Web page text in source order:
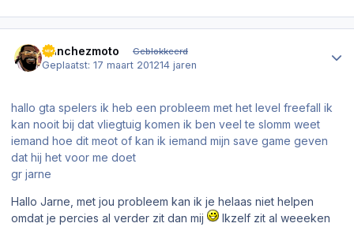
Sanchezmoto Geblokkeerd
Geplaatst:17 maart 201214 jaren
hallo gta spelers ik heb een probleem met het level freefall ik
kan nooit bij dat vliegtuig komen ik ben veel te slomm weet
iemand hoe dit meot of kan ik iemand mijn save game geven
dat hij het voor me doet
gr jarne
Hallo Jarne, met jou probleem kan ik je helaas niet helpen
omdat je percies al verder zit dan mij
Ikzelf zit al weeeken